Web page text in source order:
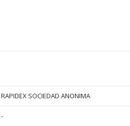
RAPIDEX SOCIEDAD ANONIMA
-